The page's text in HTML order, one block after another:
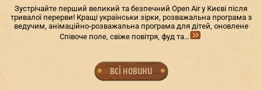
Зустрічайте перший великий та безпечний Open Air у Києві після
тривалої перерви! Кращі українськи зірки, розважальна програма з
ведучим, анімаційно-розважальна програма для дітей, оновлене
Співоче поле, свіже повітря, фуд та…
всі новини